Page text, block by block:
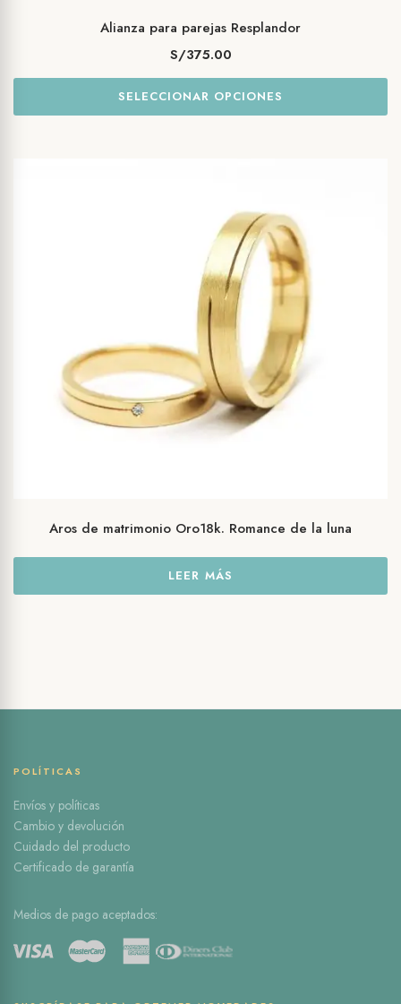
Alianza para parejas Resplandor
S/375.00
SELECCIONAR OPCIONES
variantes.
Las
opciones
se
pueden
elegir
en
la
página
Aros de matrimonio Oro18k. Romance de la luna
LEER MÁS
POLÍTICAS
Envíos y políticas
Cambio y devolución
Cuidado del producto
Certificado de garantía
Medios de pago aceptados: